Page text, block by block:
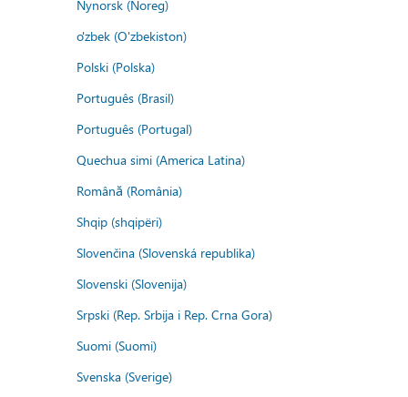
Nynorsk (Noreg)
o'zbek (O'zbekiston)
Polski (Polska)
Português (Brasil)
Português (Portugal)
Quechua simi (America Latina)
Română (România)
Shqip (shqipëri)
Slovenčina (Slovenská republika)
Slovenski (Slovenija)
Srpski (Rep. Srbija i Rep. Crna Gora)
Suomi (Suomi)
Svenska (Sverige)